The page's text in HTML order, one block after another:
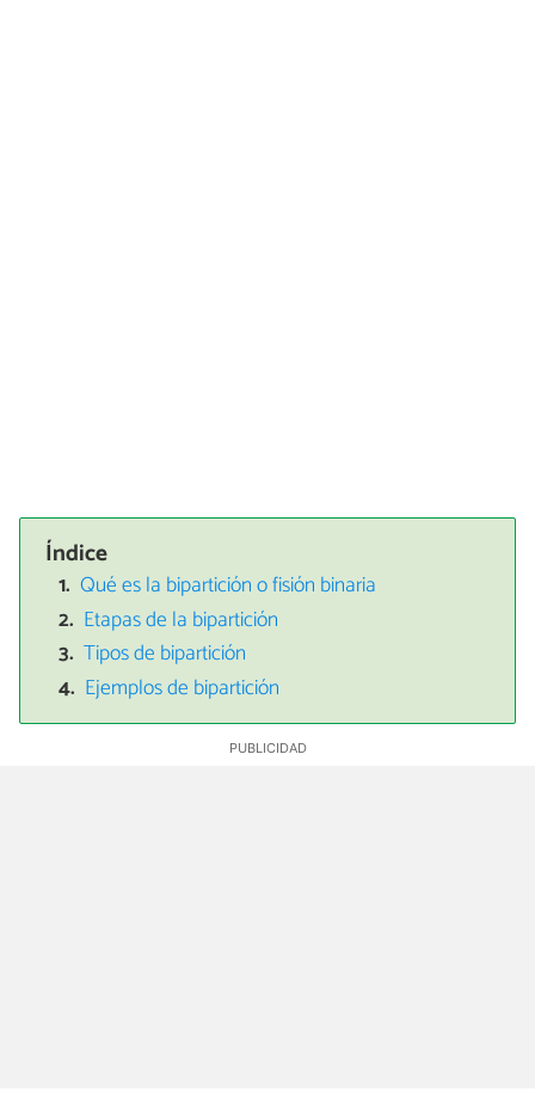
Índice
Qué es la bipartición o fisión binaria
Etapas de la bipartición
Tipos de bipartición
Ejemplos de bipartición